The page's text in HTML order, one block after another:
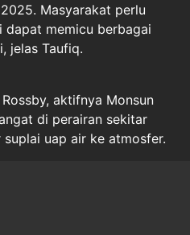
Masyarakat perlu
dapat memicu berbagai
jelas Taufiq.
aktifnya Monsun
di perairan sekitar
uap air ke atmosfer.